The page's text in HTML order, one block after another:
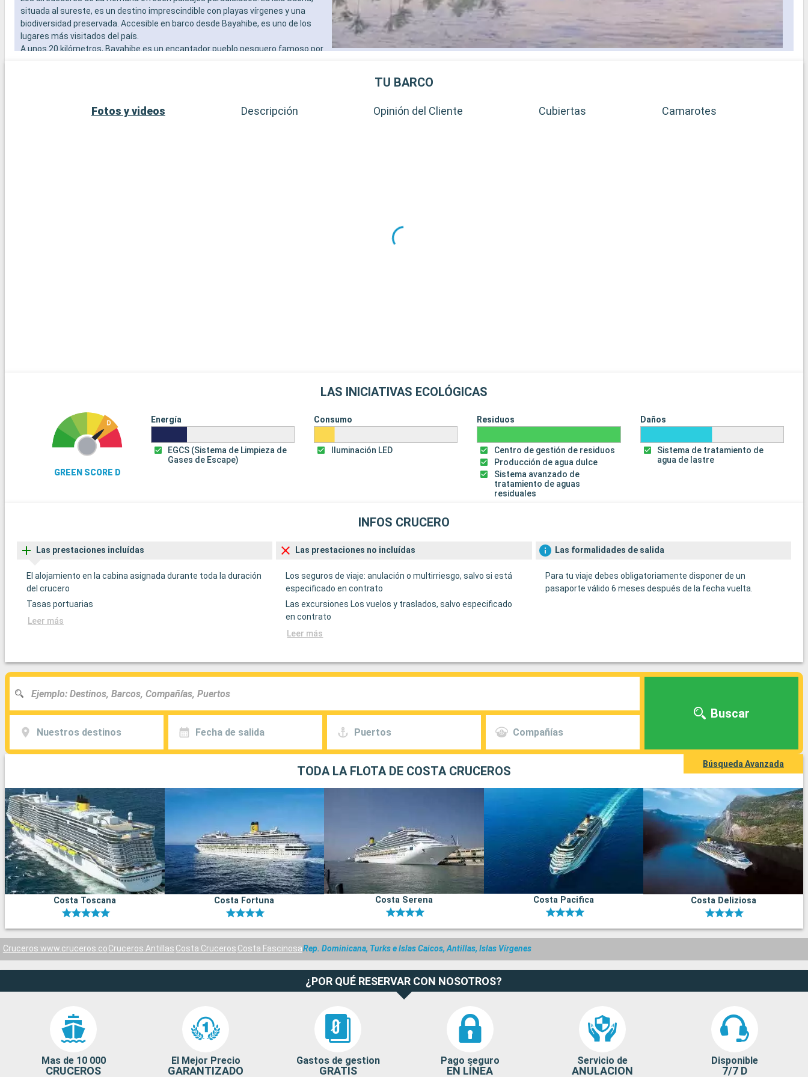
situada al sureste, es un destino imprescindible con playas vírgenes y una
biodiversidad preservada. Accesible en barco desde Bayahibe, es uno de los
lugares más visitados del país.
A unos 20 kilómetros, Bayahibe es un encantador pueblo pesquero famoso por
TU BARCO
Fotos y videos Descripción Opinión del Cliente Cubiertas Camarotes
LAS INICIATIVAS ECOLÓGICAS
GREEN SCORE D
Energía
EGCS (Sistema de Limpieza de
Gases de Escape)
Consumo
Iluminación LED
Residuos
Centro de gestión de residuos
Producción de agua dulce
Sistema avanzado de
tratamiento de aguas
residuales
Daños
Sistema de tratamiento de
agua de lastre
INFOS CRUCERO
Las prestaciones incluídas
El alojamiento en la cabina asignada durante toda la duración
del crucero
Tasas portuarias
Leer más
Las prestaciones no incluídas
Los seguros de viaje: anulación o multirriesgo, salvo si está
especificado en contrato
Las excursiones Los vuelos y traslados, salvo especificado
en contrato
Leer más
Las formalidades de salida
Para tu viaje debes obligatoriamente disponer de un
pasaporte válido 6 meses después de la fecha vuelta.
Nuestros destinos Fecha de salida Puertos Compañías
Buscar
Búsqueda Avanzada
TODA LA FLOTA DE COSTA CRUCEROS
Costa Toscana Costa Fortuna Costa Serena Costa Pacifica Costa Deliziosa
Cruceros www.cruceros.coCruceros Antillas Costa Cruceros Costa FascinosaRep. Dominicana, Turks e Islas Caicos, Antillas, Islas Vírgenes
¿POR QUÉ RESERVAR CON NOSOTROS?
Mas de 10 000
CRUCEROS
El Mejor Precio
GARANTIZADO
Gastos de gestion
GRATIS
Pago seguro
EN LÍNEA
Servicio de
ANULACION
Disponible
7/7 D